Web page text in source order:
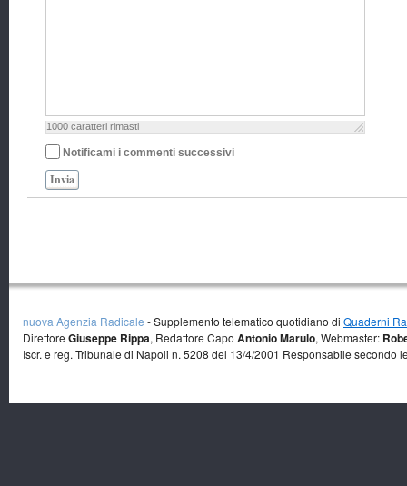
1000 caratteri rimasti
Notificami i commenti successivi
Invia
nuova Agenzia Radicale - Supplemento telematico quotidiano di Quaderni
Direttore Giuseppe Rippa, Redattore Capo Antonio Marulo, Webmaster:
Iscr. e reg. Tribunale di Napoli n. 5208 del 13/4/2001 Responsabile secondo